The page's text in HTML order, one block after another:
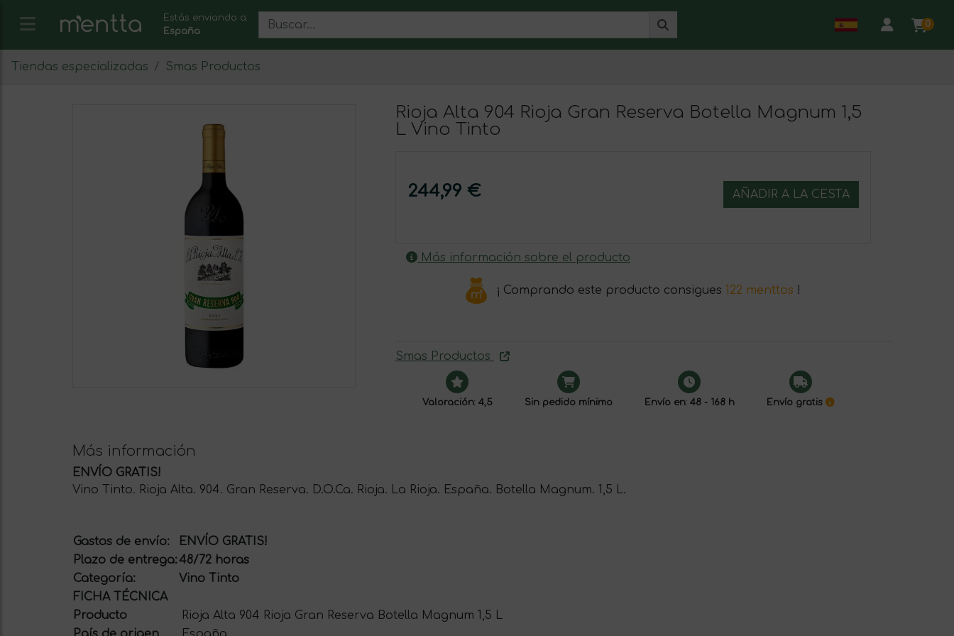
Estás enviando a:
España
0
Tiendas especializadas Smas Productos
Rioja Alta 904 Rioja Gran Reserva Botella Magnum 1,5
L Vino Tinto
244,99 € AÑADIR A LA CESTA
Más información sobre el producto
¡ Comprando este producto consigues 122 menttos !
Smas Productos
Valoración: 4,5 Sin pedido mínimo Envío en: 48 - 168 h Envío gratis
Más información
ENVÍO GRATIS!
Vino Tinto. Rioja Alta. 904. Gran Reserva. D.O.Ca. Rioja. La Rioja. España. Botella Magnum. 1,5 L.
Gastos de envío:
ENVÍO GRATIS!
Plazo de entrega:48/72 horas
Categoría:
Vino Tinto
FICHA TÉCNICA
Producto
Rioja Alta 904 Rioja Gran Reserva Botella Magnum 1,5 L